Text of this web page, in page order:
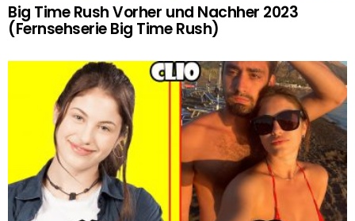
Big Time Rush Vorher und Nachher 2023
(Fernsehserie Big Time Rush)